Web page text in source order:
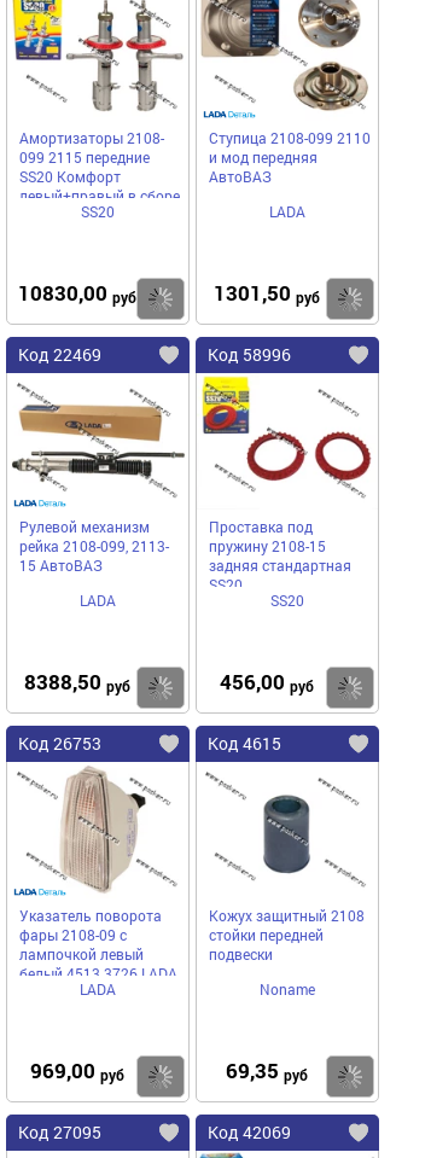
Амортизаторы 2108-
099 2115 передние
SS20 Комфорт
левый+правый в сборе
SS20
10830,00 руб Купить
Ступица 2108-099 2110
и мод передняя
АвтоВАЗ
LADA
1301,50 руб
Код 22469
Рулевой механизм
рейка 2108-099, 2113-
15 АвтоВАЗ
LADA
8388,50 руб Купить
Код 58996
Проставка под
пружину 2108-15
задняя стандартная
SS20
SS20
456,00 руб
Код 26753
Указатель поворота
фары 2108-09 с
лампочкой левый
белый 4513.3726 LADA
LADA
969,00 руб Купить
Код 4615
Кожух защитный 2108
стойки передней
подвески
Noname
69,35 руб
Код 27095 Код 42069